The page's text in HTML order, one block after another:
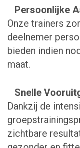
Persoonlijke
Onze trainers
deelnemer
bieden indien
maat.
Snelle
Dankzij de
zichtbare